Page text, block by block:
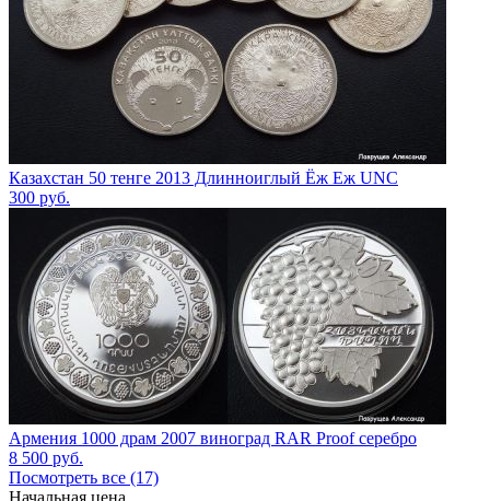
Казахстан 50 тенге 2013 Длинноиглый Ёж Еж UNC
300 руб.
Армения 1000 драм 2007 виноград RAR Proof серебро
8 500 руб.
Посмотреть все (17)